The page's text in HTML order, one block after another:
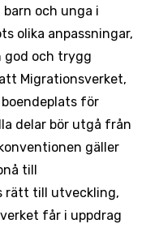
och unga i
olika anpassningar,
god och trygg
Migrationsverket,
för
delar bör utgå från
gäller
till
rätt till utveckling,
får i uppdrag